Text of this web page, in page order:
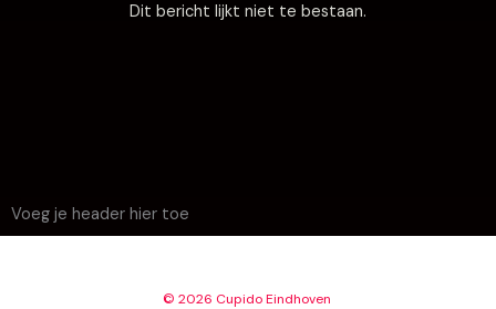
Dit bericht lijkt niet te bestaan.
Voeg je header hier toe
© 2026 Cupido Eindhoven